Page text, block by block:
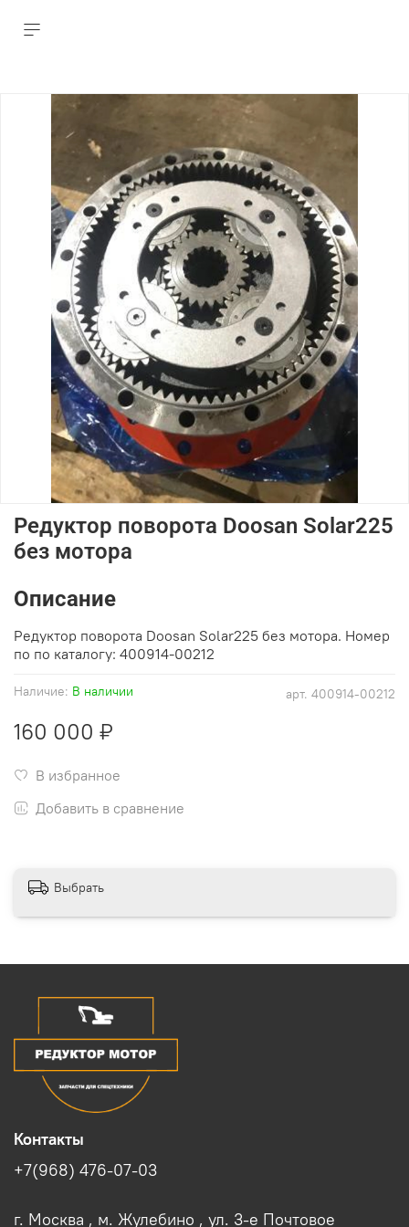
арт. 400914-00212
Наличие: В наличии
Редуктор поворота Doosan Solar225
без мотора
160 000 ₽
В избранное
Добавить в сравнение
Описание
Редуктор поворота Doosan Solar225 без мотора. Номер
по по каталогу: 400914-00212
Выбрать
Контакты
+7(968) 476-07-03
г. Москва , м. Жулебино , ул. 3-е Почтовое